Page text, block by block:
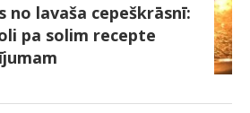
no lavaša cepeškrāsnī:
pa solim recepte